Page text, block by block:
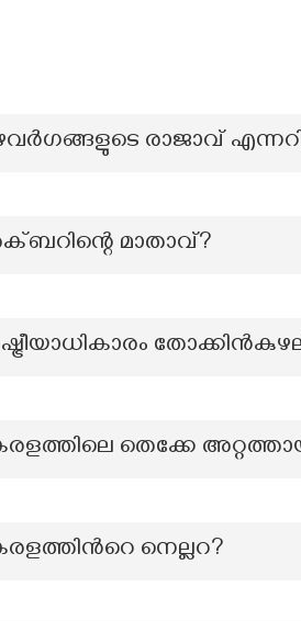
രാജാവ്
മാതാവ്?
തെക്കേ
നെല്ലറ?